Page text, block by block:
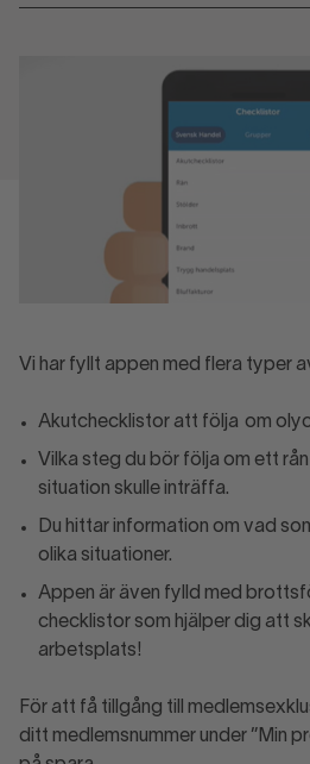
Vi har fyllt appen med flera typer
Akutchecklistor att följa om
Vilka steg du bör följa om ett
situation skulle inträffa.
Du hittar information om vad
olika situationer.
Appen är även fylld med
checklistor som hjälper dig att
arbetsplats!
För att få tillgång till
ditt medlemsnummer under ”Min